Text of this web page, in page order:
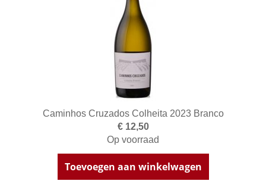
Caminhos Cruzados Colheita 2023 Branco
€ 12,50
Op voorraad
Toevoegen aan winkelwagen